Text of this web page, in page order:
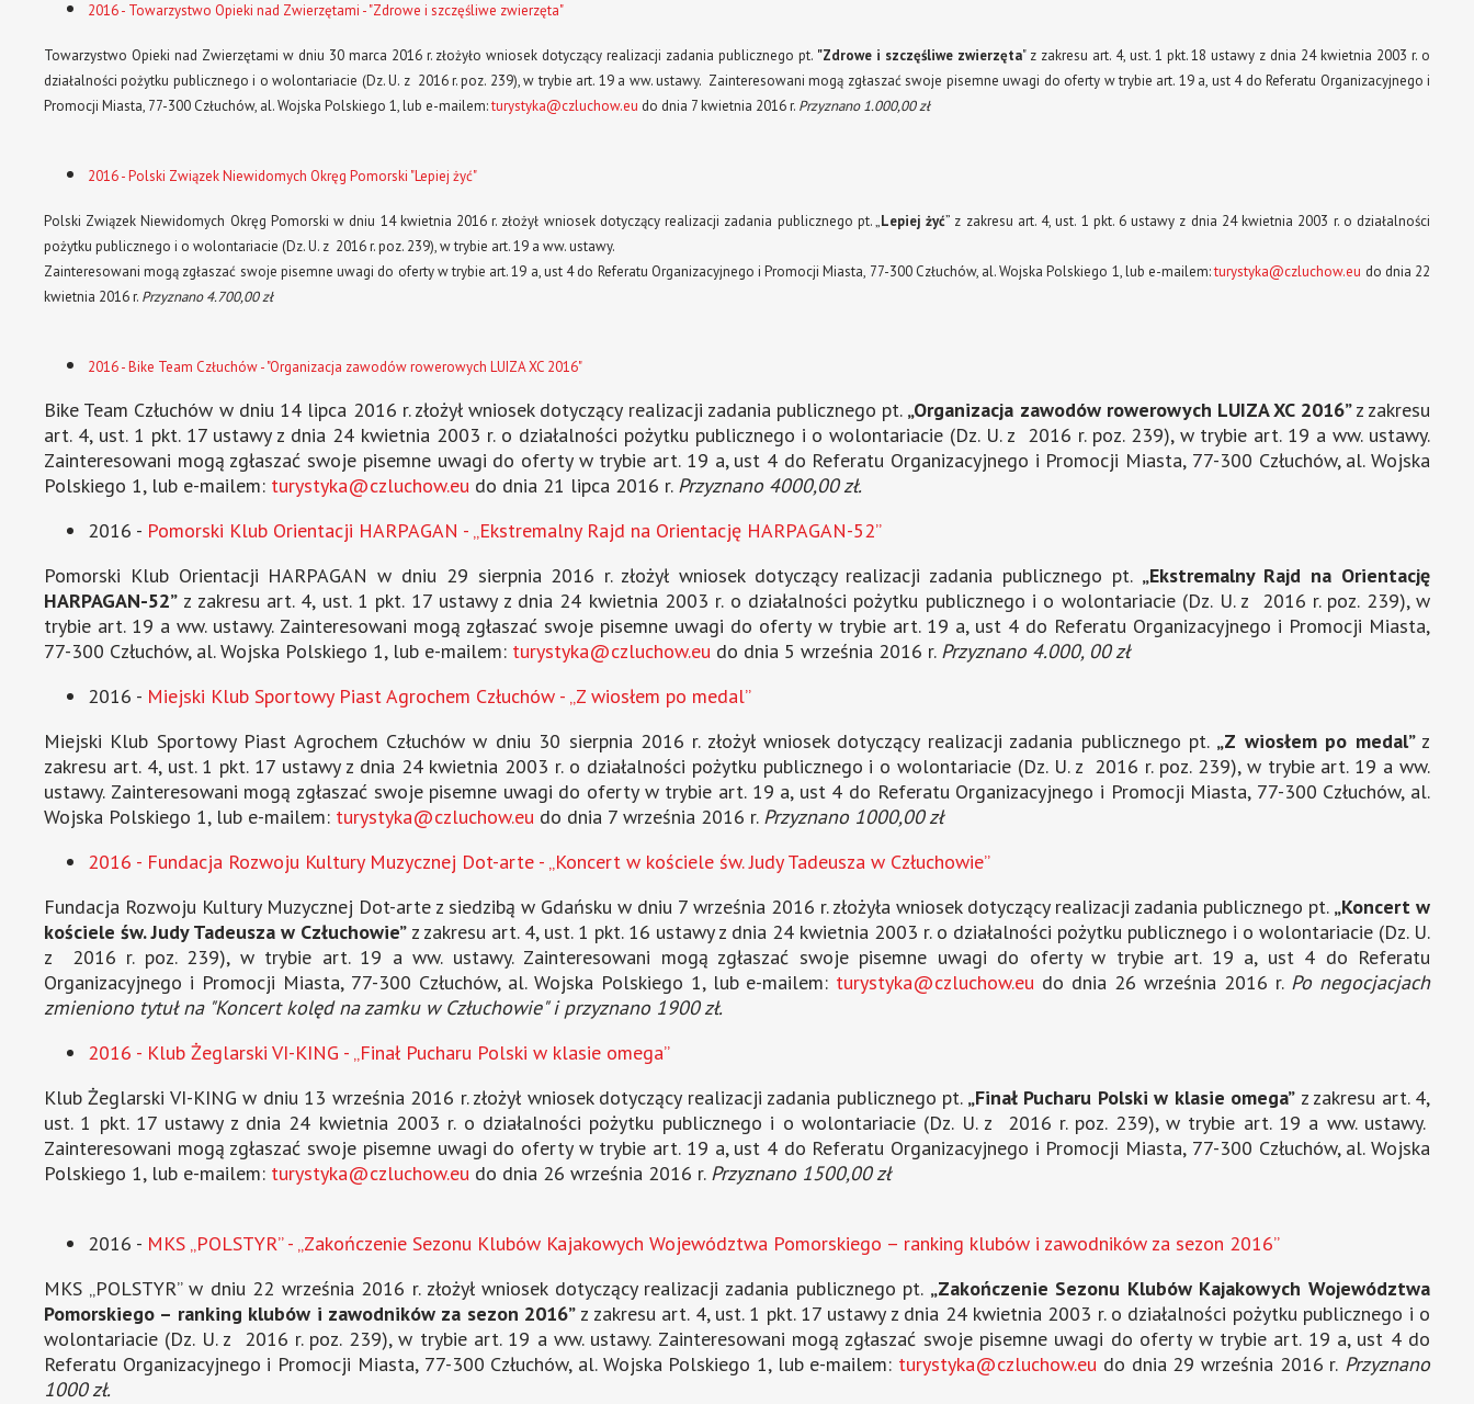
2016 - Towarzystwo Opieki nad Zwierzętami - "Zdrowe i szczęśliwe zwierzęta"
Towarzystwo Opieki nad Zwierzętami w dniu 30 marca 2016 r. złożyło wniosek dotyczący realizacji zadania publicznego pt. "Zdrowe i szczęśliwe zwierzęta" z zakresu art. 4, ust. 1 pkt. 18 ustawy z dnia 24 kwietnia 2003 r. o
działalności pożytku publicznego i o wolontariacie (Dz. U. z 2016 r. poz. 239), w trybie art. 19 a ww. ustawy. Zainteresowani mogą zgłaszać swoje pisemne uwagi do oferty w trybie art. 19 a, ust 4 do Referatu Organizacyjnego i
Promocji Miasta, 77-300 Człuchów, al. Wojska Polskiego 1, lub e-mailem:turystyka@czluchow.eu do dnia 7 kwietnia 2016 r. Przyznano 1.000,00 zł
2016 - Polski Związek Niewidomych Okręg Pomorski "Lepiej żyć"
Polski Związek Niewidomych Okręg Pomorski w dniu 14 kwietnia 2016 r. złożył wniosek dotyczący realizacji zadania publicznego pt. „Lepiej żyć” z zakresu art. 4, ust. 1 pkt. 6 ustawy z dnia 24 kwietnia 2003 r. o działalności
pożytku publicznego i o wolontariacie (Dz. U. z 2016 r. poz. 239), w trybie art. 19 a ww. ustawy.
Zainteresowani mogą zgłaszać swoje pisemne uwagi do oferty w trybie art. 19 a, ust 4 do Referatu Organizacyjnego i Promocji Miasta, 77-300 Człuchów, al. Wojska Polskiego 1, lub e-mailem:turystyka@czluchow.eu do dnia 22
kwietnia 2016 r. Przyznano 4.700,00 zł
2016 - Bike Team Człuchów - "Organizacja zawodów rowerowych LUIZA XC 2016"
Bike Team Człuchów w dniu 14 lipca 2016 r. złożył wniosek dotyczący realizacji zadania publicznego pt. „Organizacja zawodów rowerowych LUIZA XC 2016”z zakresu
art. 4, ust. 1 pkt. 17 ustawy z dnia 24 kwietnia 2003 r. o działalności pożytku publicznego i o wolontariacie (Dz. U. z 2016 r. poz. 239), w trybie art. 19 a ww. ustawy.
Zainteresowani mogą zgłaszać swoje pisemne uwagi do oferty w trybie art. 19 a, ust 4 do Referatu Organizacyjnego i Promocji Miasta, 77-300 Człuchów, al. Wojska
Polskiego 1, lub e-mailem: turystyka@czluchow.eu do dnia 21 lipca 2016 r. Przyznano 4000,00 zł.
2016 - Pomorski Klub Orientacji HARPAGAN - „Ekstremalny Rajd na Orientację HARPAGAN-52”
Pomorski Klub Orientacji HARPAGAN w dniu 29 sierpnia 2016 r. złożył wniosek dotyczący realizacji zadania publicznego pt. „Ekstremalny Rajd na Orientację
HARPAGAN-52” z zakresu art. 4, ust. 1 pkt. 17 ustawy z dnia 24 kwietnia 2003 r. o działalności pożytku publicznego i o wolontariacie (Dz. U. z 2016 r. poz. 239), w
trybie art. 19 a ww. ustawy. Zainteresowani mogą zgłaszać swoje pisemne uwagi do oferty w trybie art. 19 a, ust 4 do Referatu Organizacyjnego i Promocji Miasta,
77-300 Człuchów, al. Wojska Polskiego 1, lub e-mailem: turystyka@czluchow.eu do dnia 5 września 2016 r. Przyznano 4.000, 00 zł
2016 - Miejski Klub Sportowy Piast Agrochem Człuchów - „Z wiosłem po medal”
Miejski Klub Sportowy Piast Agrochem Człuchów w dniu 30 sierpnia 2016 r. złożył wniosek dotyczący realizacji zadania publicznego pt. „Z wiosłem po medal” z
zakresu art. 4, ust. 1 pkt. 17 ustawy z dnia 24 kwietnia 2003 r. o działalności pożytku publicznego i o wolontariacie (Dz. U. z 2016 r. poz. 239), w trybie art. 19 a ww.
ustawy. Zainteresowani mogą zgłaszać swoje pisemne uwagi do oferty w trybie art. 19 a, ust 4 do Referatu Organizacyjnego i Promocji Miasta, 77-300 Człuchów, al.
Wojska Polskiego 1, lub e-mailem: turystyka@czluchow.eu do dnia 7 września 2016 r. Przyznano 1000,00 zł
2016 - Fundacja Rozwoju Kultury Muzycznej Dot-arte - „Koncert w kościele św. Judy Tadeusza w Człuchowie”
Fundacja Rozwoju Kultury Muzycznej Dot-arte z siedzibą w Gdańsku w dniu 7 września 2016 r. złożyła wniosek dotyczący realizacji zadania publicznego pt. „Koncert w
kościele św. Judy Tadeusza w Człuchowie” z zakresu art. 4, ust. 1 pkt. 16 ustawy z dnia 24 kwietnia 2003 r. o działalności pożytku publicznego i o wolontariacie (Dz. U.
z 2016 r. poz. 239), w trybie art. 19 a ww. ustawy. Zainteresowani mogą zgłaszać swoje pisemne uwagi do oferty w trybie art. 19 a, ust 4 do Referatu
Organizacyjnego i Promocji Miasta, 77-300 Człuchów, al. Wojska Polskiego 1, lub e-mailem: turystyka@czluchow.eu do dnia 26 września 2016 r. Po negocjacjach
zmieniono tytuł na "Koncert kolęd na zamku w Człuchowie" i przyznano 1900 zł.
2016 - Klub Żeglarski VI-KING - „Finał Pucharu Polski w klasie omega”
Klub Żeglarski VI-KING w dniu 13 września 2016 r. złożył wniosek dotyczący realizacji zadania publicznego pt. „Finał Pucharu Polski w klasie omega” z zakresu art. 4,
ust. 1 pkt. 17 ustawy z dnia 24 kwietnia 2003 r. o działalności pożytku publicznego i o wolontariacie (Dz. U. z 2016 r. poz. 239), w trybie art. 19 a ww. ustawy.
Zainteresowani mogą zgłaszać swoje pisemne uwagi do oferty w trybie art. 19 a, ust 4 do Referatu Organizacyjnego i Promocji Miasta, 77-300 Człuchów, al. Wojska
Polskiego 1, lub e-mailem: turystyka@czluchow.eu do dnia 26 września 2016 r. Przyznano 1500,00 zł
2016 - MKS „POLSTYR” - „Zakończenie Sezonu Klubów Kajakowych Województwa Pomorskiego – ranking klubów i zawodników za sezon 2016”
MKS „POLSTYR” w dniu 22 września 2016 r. złożył wniosek dotyczący realizacji zadania publicznego pt. „Zakończenie Sezonu Klubów Kajakowych Województwa
Pomorskiego – ranking klubów i zawodników za sezon 2016” z zakresu art. 4, ust. 1 pkt. 17 ustawy z dnia 24 kwietnia 2003 r. o działalności pożytku publicznego i o
wolontariacie (Dz. U. z 2016 r. poz. 239), w trybie art. 19 a ww. ustawy. Zainteresowani mogą zgłaszać swoje pisemne uwagi do oferty w trybie art. 19 a, ust 4 do
Referatu Organizacyjnego i Promocji Miasta, 77-300 Człuchów, al. Wojska Polskiego 1, lub e-mailem: turystyka@czluchow.eu do dnia 29 września 2016 r. Przyznano
1000 zł.